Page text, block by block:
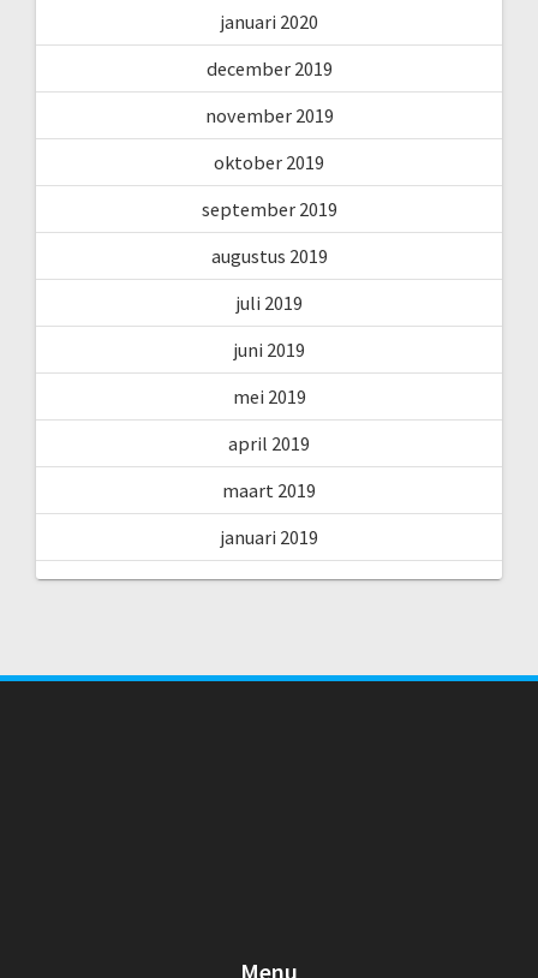
januari 2020
december 2019
november 2019
oktober 2019
september 2019
augustus 2019
juli 2019
juni 2019
mei 2019
april 2019
maart 2019
januari 2019
Menu